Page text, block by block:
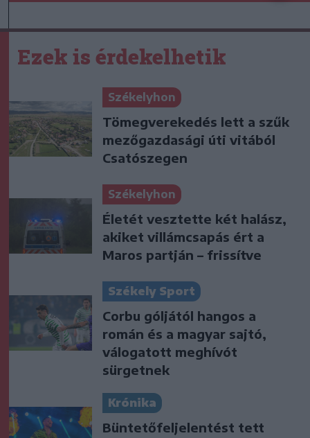
Ezek is érdekelhetik
Székelyhon
Tömegverekedés lett a szűk
mezőgazdasági úti vitából
Csatószegen
Székelyhon
Életét vesztette két halász,
akiket villámcsapás ért a
Maros partján – frissítve
Székely Sport
Corbu góljától hangos a
román és a magyar sajtó,
válogatott meghívót
sürgetnek
Krónika
Büntetőfeljelentést tett